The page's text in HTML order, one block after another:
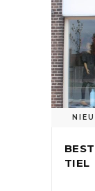
TIEL